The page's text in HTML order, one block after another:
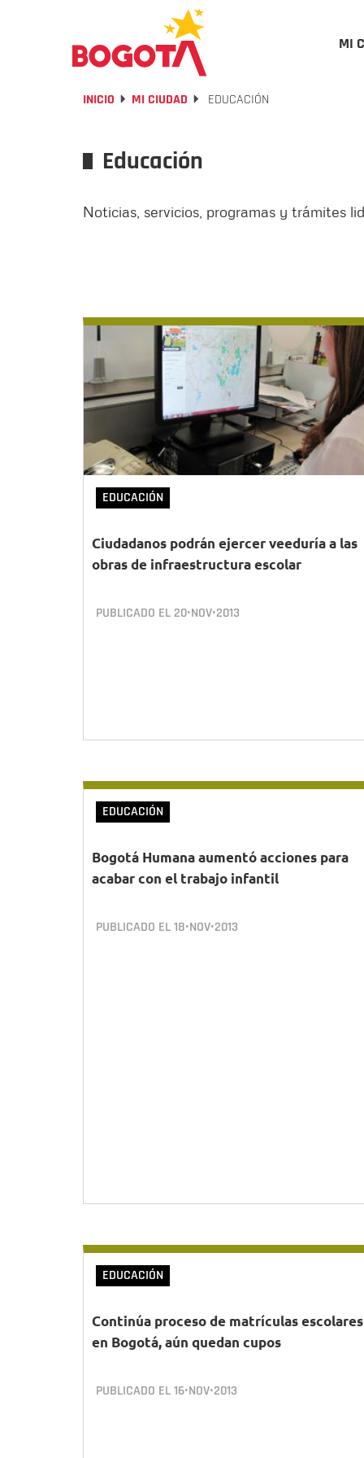
MI
INICIO MI CIUDAD EDUCACIÓN
Educación
Noticias, servicios, programas y trámites
EDUCACIÓN
Ciudadanos podrán ejercer veeduría a las
obras de infraestructura escolar
PUBLICADO EL 20•NOV•2013
EDUCACIÓN
Bogotá Humana aumentó acciones para
acabar con el trabajo infantil
PUBLICADO EL18•NOV•2013
EDUCACIÓN
Continúa proceso de matrículas escolares
en Bogotá, aún quedan cupos
PUBLICADO EL16•NOV•2013